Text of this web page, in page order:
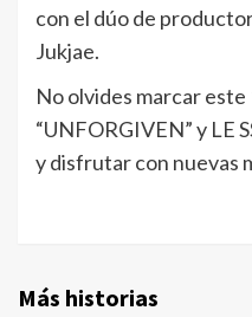
con el dúo de
Jukjae.
No olvides marcar este
“UNFORGIVEN” y LE
y disfrutar con nuevas
Más historias